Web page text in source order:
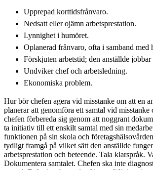
Upprepad korttidsfrånvaro.
Nedsatt eller ojämn arbetsprestation.
Lynnighet i humöret.
Oplanerad frånvaro, ofta i samband med
Förskjuten arbetstid; den anställde
Undviker chef och arbetsledning.
Ekonomiska problem.
Hur bör chefen agera vid misstanke om att en
planerar att genomföra ett samtal vid
chefen förbereda sig genom att noggrant
ta initiativ till ett enskilt samtal med sin
funktionen på sin skola och
tydligt framgå på vilket sätt den anställde
arbetsprestation och beteende. Tala klarspråk.
Dokumentera samtalet. Chefen ska inte